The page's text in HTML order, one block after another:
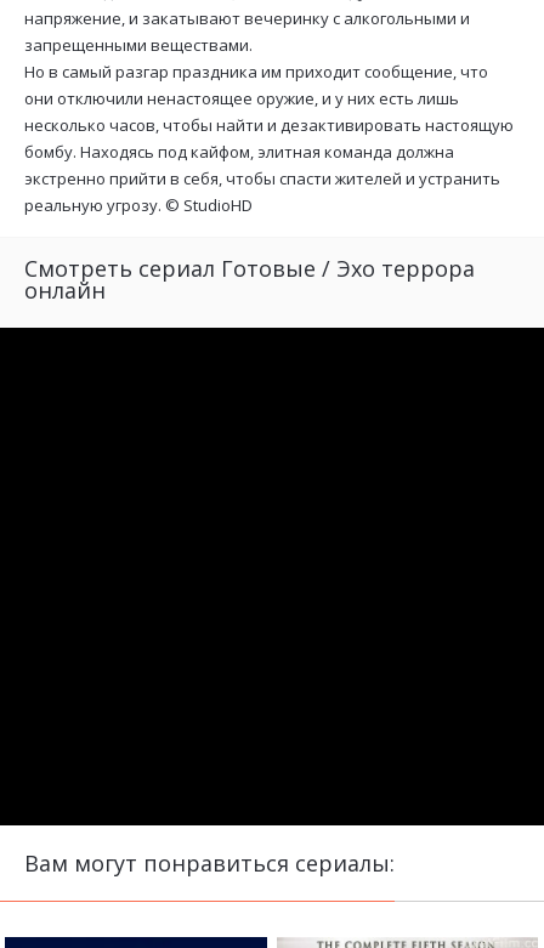
напряжение, и закатывают вечеринку с алкогольными и
запрещенными веществами.
Но в самый разгар праздника им приходит сообщение, что
они отключили ненастоящее оружие, и у них есть лишь
несколько часов, чтобы найти и дезактивировать настоящую
бомбу. Находясь под кайфом, элитная команда должна
экстренно прийти в себя, чтобы спасти жителей и устранить
реальную угрозу. © StudioHD
Смотреть сериал Готовые / Эхо террора
онлайн
Вам могут понравиться сериалы: